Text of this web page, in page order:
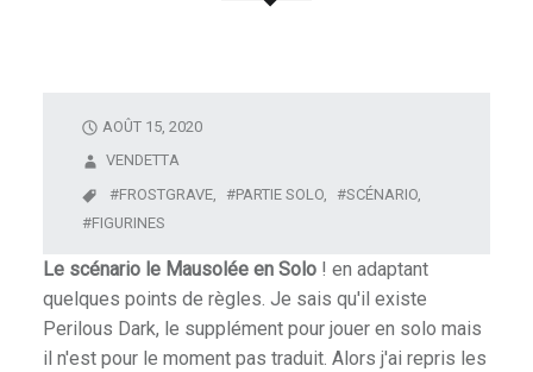
A
R
I
N
E
AOÛT 15, 2020
VENDETTA
FROSTGRAVE,
PARTIE SOLO,
SCÉNARIO,
FIGURINES
Le scénario le Mausolée en Solo! en adaptant
quelques points de règles. Je sais qu'il existe
Perilous Dark, le supplément pour jouer en solo mais
il n'est pour le moment pas traduit. Alors j'ai repris les